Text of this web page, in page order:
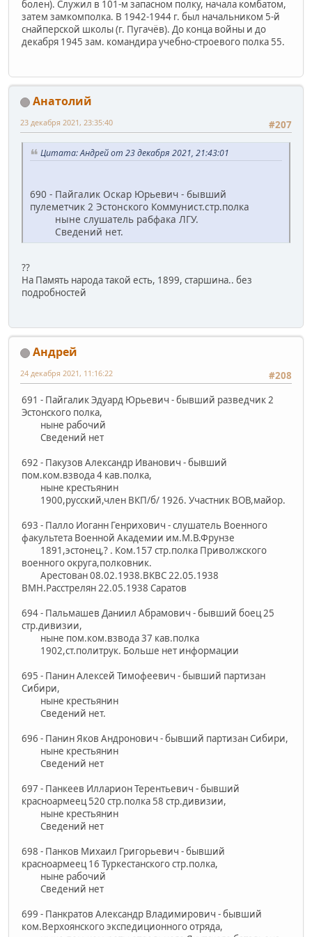
болен). Служил в 101-м запасном полку, начала комбатом,
затем замкомполка. В 1942-1944 г. был начальником 5-й
снайперской школы (г. Пугачёв). До конца войны и до
декабря 1945 зам. командира учебно-строевого полка 55.
Анатолий
#207
23 декабря 2021, 23:35:40
Цитата: Андрей от 23 декабря 2021, 21:43:01
690 - Пайгалик Оскар Юрьевич - бывший
пулеметчик 2 Эстонского Коммунист.стр.полка
ныне слушатель рабфака ЛГУ.
Сведений нет.
??
На Память народа такой есть, 1899, старшина.. без
подробностей
Андрей
#208
24 декабря 2021, 11:16:22
691 - Пайгалик Эдуард Юрьевич - бывший разведчик 2
Эстонского полка,
ныне рабочий
Сведений нет
692 - Пакузов Александр Иванович - бывший
пом.ком.взвода 4 кав.полка,
ныне крестьянин
1900,русский,член ВКП/б/ 1926. Участник ВОВ,майор.
693 - Палло Иоганн Генрихович - слушатель Военного
факультета Военной Академии им.М.В.Фрунзе
1891,эстонец,? . Ком.157 стр.полка Приволжского
военного округа,полковник.
Арестован 08.02.1938.ВКВС 22.05.1938
ВМН.Расстрелян 22.05.1938 Саратов
694 - Пальмашев Даниил Абрамович - бывший боец 25
стр.дивизии,
ныне пом.ком.взвода 37 кав.полка
1902,ст.политрук. Больше нет информации
695 - Панин Алексей Тимофеевич - бывший партизан
Сибири,
ныне крестьянин
Сведений нет.
696 - Панин Яков Андронович - бывший партизан Сибири,
ныне крестьянин
Сведений нет
697 - Панкеев Илларион Терентьевич - бывший
красноармеец 520 стр.полка 58 стр.дивизии,
ныне крестьянин
Сведений нет
698 - Панков Михаил Григорьевич - бывший
красноармеец 16 Туркестанского стр.полка,
ныне рабочий
Сведений нет
699 - Панкратов Александр Владимирович - бывший
ком.Верхоянского экспедиционного отряда,